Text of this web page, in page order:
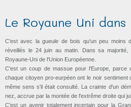
Le Royaune Uni
C'est avec la gueule de bois qu'un peu moins
réveillés le 24 juin au matin. Dans sa
Royaune-Uni de l'Union Européenne.
C'est un coup de massue pour l'Europe, parce
chaque citoyen pro-eurpéen ont le noir
même sens s'il était consulté. La crainte d'un
nez, accrue par la montée de l'extrême droite qui
C'est un avenir totalement incertain pour la